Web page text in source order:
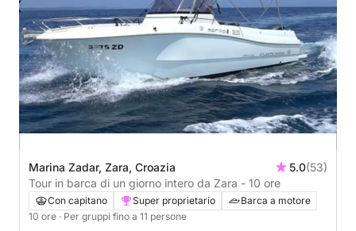
Marina Zadar, Zara, Croazia 5.0(53)
Tour in barca di un giorno intero da Zara - 10 ore
Con capitano Super proprietario
Barca a motore
10 ore · Per gruppi fino a 11 persone